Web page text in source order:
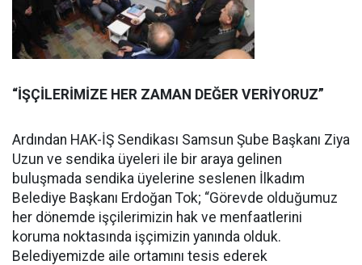
“İŞÇİLERİMİZE HER ZAMAN DEĞER VERİYORUZ”
Ardından HAK-İŞ Sendikası Samsun Şube Başkanı Ziya
Uzun ve sendika üyeleri ile bir araya gelinen
buluşmada sendika üyelerine seslenen İlkadım
Belediye Başkanı Erdoğan Tok; “Görevde olduğumuz
her dönemde işçilerimizin hak ve menfaatlerini
koruma noktasında işçimizin yanında olduk.
Belediyemizde aile ortamını tesis ederek